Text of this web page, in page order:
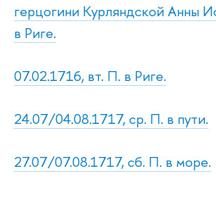
герцогини Курляндской Анны
в Риге.
07.02.1716, вт. П. в Риге.
24.07/04.08.1717, ср. П. в пути.
27.07/07.08.1717, сб. П. в море.